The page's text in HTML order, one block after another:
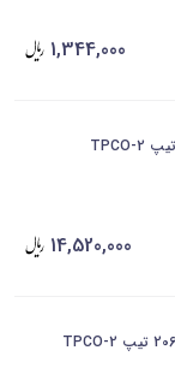
1,344,000
14,520,000